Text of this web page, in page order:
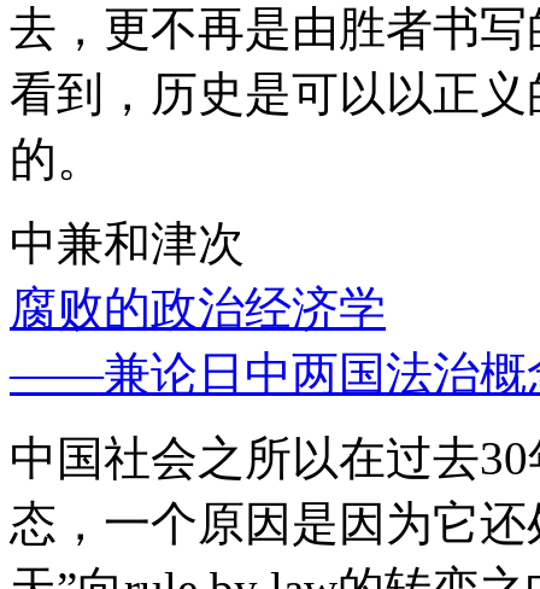
去，更不再是由胜者书
看到，历史是可以以正
的。
中兼和津次
腐败的政治经济学
——兼论日中两国法治概
中国社会之所以在过去
态，一个原因是因为它